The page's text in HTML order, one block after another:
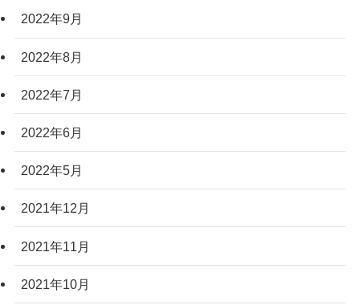
2022年9月
2022年8月
2022年7月
2022年6月
2022年5月
2021年12月
2021年11月
2021年10月